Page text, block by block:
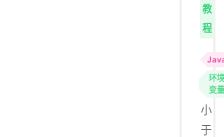
教
程
环境
变量
小
于